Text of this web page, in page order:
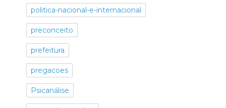
politica-nacional-e-internacional
preconceito
prefeitura
pregacoes
Psicanálise